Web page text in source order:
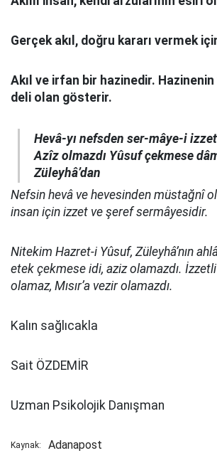
Gerçek akıl, doğru kararı vermek
Akıl ve irfan bir hazinedir.
deli olan gösterir.
Hevâ-yı nefsden ser-mâye-i
Azîz olmazdı Yûsuf çekmese
Züleyhâ’dan
Nefsin hevâ ve hevesinden müstağnî
insan için izzet ve şeref sermâyesidir.
Nitekim Hazret-i Yûsuf, Züleyhâ’nın
etek çekmese idi, aziz olamazdı.
olamaz, Mısır’a vezir olamazdı.
Kalın sağlıcakla
Sait ÖZDEMİR
Uzman Psikolojik Danışman
Kaynak: Adanapost